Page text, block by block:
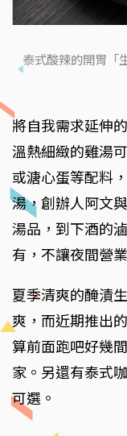
泰式酸辣的開胃「
將自我需求延伸
溫熱細緻的雞湯
或溏心蛋等配料
湯，創辦人阿文
湯品，到下酒的
有，不讓夜間營
夏季清爽的醃漬
爽，而近期推出
算前面跑吧好幾
家。另還有泰式
可選。